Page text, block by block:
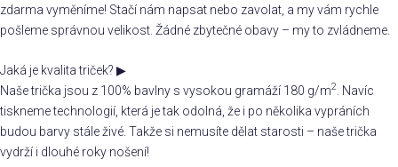
zdarma vyměníme! Stačí nám napsat nebo zavolat, a my vám rychle
pošleme správnou velikost. Žádné zbytečné obavy – my to zvládneme.
Jaká je kvalita triček? ▶
Naše trička jsou z 100% bavlny s vysokou gramáží 180 g/m2
. Navíc
tiskneme technologií, která je tak odolná, že i po několika vypráních
budou barvy stále živé. Takže si nemusíte dělat starosti – naše trička
vydrží i dlouhé roky nošení!